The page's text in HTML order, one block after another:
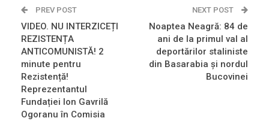
PREV POST
VIDEO. NU INTERZICEȚI
REZISTENȚA
ANTICOMUNISTĂ! 2
minute pentru
Rezistență!
Reprezentantul
Fundației Ion Gavrilă
Ogoranu în Comisia
NEXT POST
Noaptea Neagră: 84 de
ani de la primul val al
deportărilor staliniste
din Basarabia și nordul
Bucovinei